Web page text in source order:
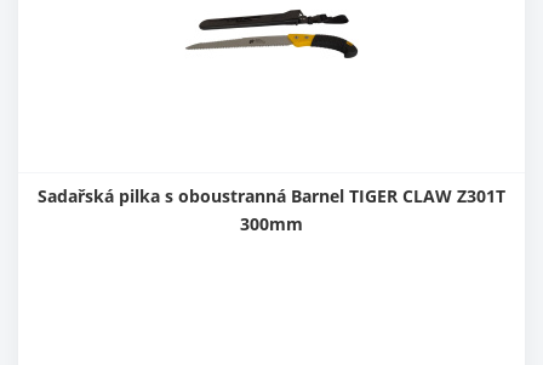
Sadařská pilka s oboustranná Barnel TIGER CLAW Z301T
300mm